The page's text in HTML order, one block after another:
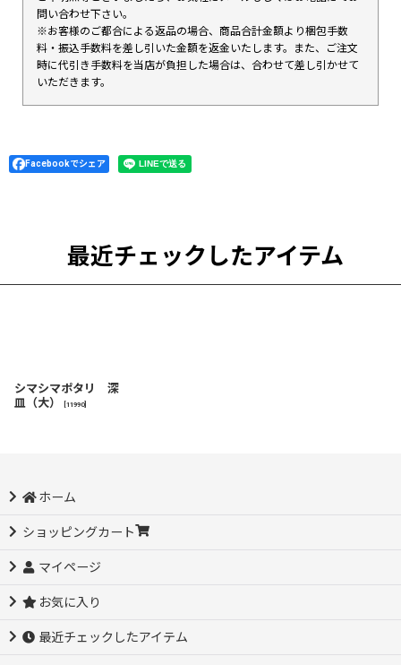
問い合わせ下さい。
※お客様のご都合による返品の場合、商品合計金額より梱包手数
料・振込手数料を差し引いた金額を返金いたします。また、ご注文
時に代引き手数料を当店が負担した場合は、合わせて差し引かせて
いただきます。
Facebookでシェア
最近チェックしたアイテム
シマシマポタリ 深
皿（大）
11990]
ホーム
ショッピングカート
マイページ
お気に入り
最近チェックしたアイテム